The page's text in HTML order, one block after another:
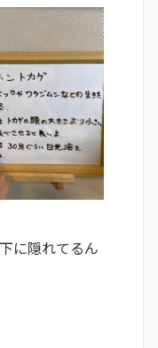
に隠れてるん